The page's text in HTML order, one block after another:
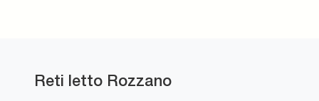
Reti letto Rozzano